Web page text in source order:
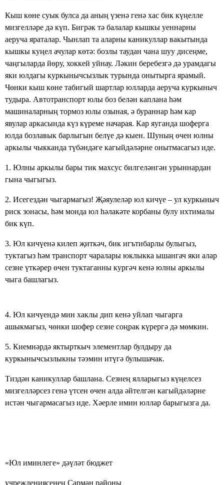
Кыш көне суык булса да аның үзенә генә хас бик күңелле
мизгелләре дә күп. Бигрәк тә балалар кышкы уеннарны
аеруча яраталар. Чынлап та аларны каникуллар вакытында
кышкы куңел ачулар көтә: бозлы таудан чана шуу дисеңме,
чаңгыларда йөру, хоккей уйнау. Ләкин беребезгә дә урамдагы
яки юлдагы куркынычсызлык турында онытырга ярамый.
Чөнки кыш көне табигый шартлар юлларда аеруча куркыныч
тудыра. Автотранспорт юлы боз белән каплана һәм
машиналарның тормоз юлы озыная, ә бураннар һәм кар
явулар аркасында күз күреме начарая. Кар яуганда шоферга
юлда бозлавык барлыгын белүе дә кыен. Шуның өчен юлны
аркылы чыкканда түбәндәге кагыйдәләрне онытмасагыз иде.
1. Юлны аркылы бары тик махсус билгеләнгән урыннардан
гына чыгыгыз.
2. Исегездән чыгармагыз! Җәяулеләр юл кичүе – ул куркыныч
риск зонасы, һәм монда юл һәлакәте корбаны булу ихтималы
бик күп.
3. Юл кичүенә килеп җиткәч, бик игътибарлы булыгыз,
туктагыз һәм транспорт чаралары юклыкка ышангач яки алар
сезне үткәрер өчен туктаганны кургәч кенә юлны аркылы
чыга башлагыз.
4. Юл кичүендә мин хаклы дип кенә уйлап чыгарга
ашыкмагыз, чөнки шофер сезне соңрак күрергә дә мөмкин.
5. Киемнәрдә яктырткыч элементлар булдыру да
куркынычсызлыкны тәэмин итүгә булышачак.
Тиздән каникуллар башлана. Сезнең ялларыгыз күңелсез
мизгелләрсез генә үтсен өчен алда әйтелгән кагыйдәләрне
истән чыгармасагыз иде. Хәерле имин юллар барыгызга да.
«Юл иминлеге» дәүләт бюджет
учреждениясенең Сарман районы